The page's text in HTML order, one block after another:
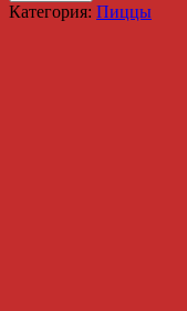
Категория: Пиццы